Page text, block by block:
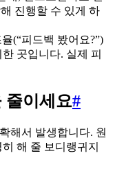
진행할 수 있게 하
율(“피드백 봤어요?”)
곳입니다. 실제 피
줄이세요#
해서 발생합니다. 원
해 줄 보디랭귀지